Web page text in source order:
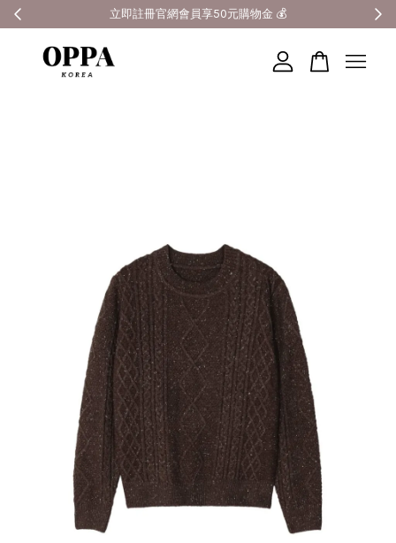
全館滿3000元超商免運 🚚